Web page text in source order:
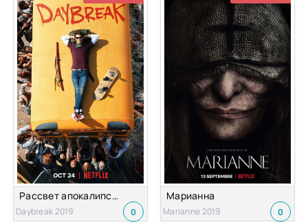
Рассвет апокалипсиса
Daybreak 2019 0
Марианна
Marianne 2019 0